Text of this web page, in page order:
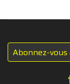
Abonnez-